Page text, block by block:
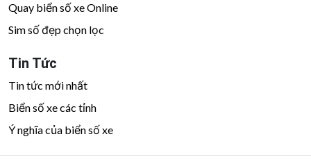
Quay biển số xe Online
Sim số đẹp chọn lọc
Tin Tức
Tin tức mới nhất
Biển số xe các tỉnh
Ý nghĩa của biển số xe